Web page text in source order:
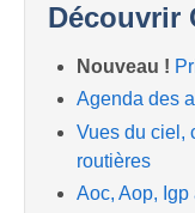
Découvrir
Nouveau !
Agenda des
Vues du ciel,
routières
Aoc, Aop,